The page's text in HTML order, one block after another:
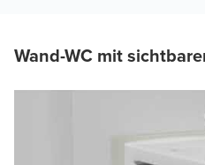
Wand-WC mit